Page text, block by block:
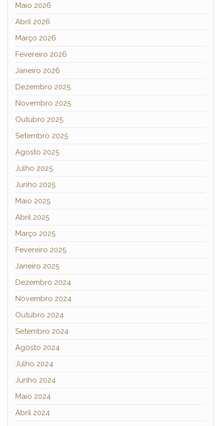
Maio 2026
Abril 2026
Março 2026
Fevereiro 2026
Janeiro 2026
Dezembro 2025
Novembro 2025
Outubro 2025
Setembro 2025
Agosto 2025
Julho 2025
Junho 2025
Maio 2025
Abril 2025
Março 2025
Fevereiro 2025
Janeiro 2025
Dezembro 2024
Novembro 2024
Outubro 2024
Setembro 2024
Agosto 2024
Julho 2024
Junho 2024
Maio 2024
Abril 2024